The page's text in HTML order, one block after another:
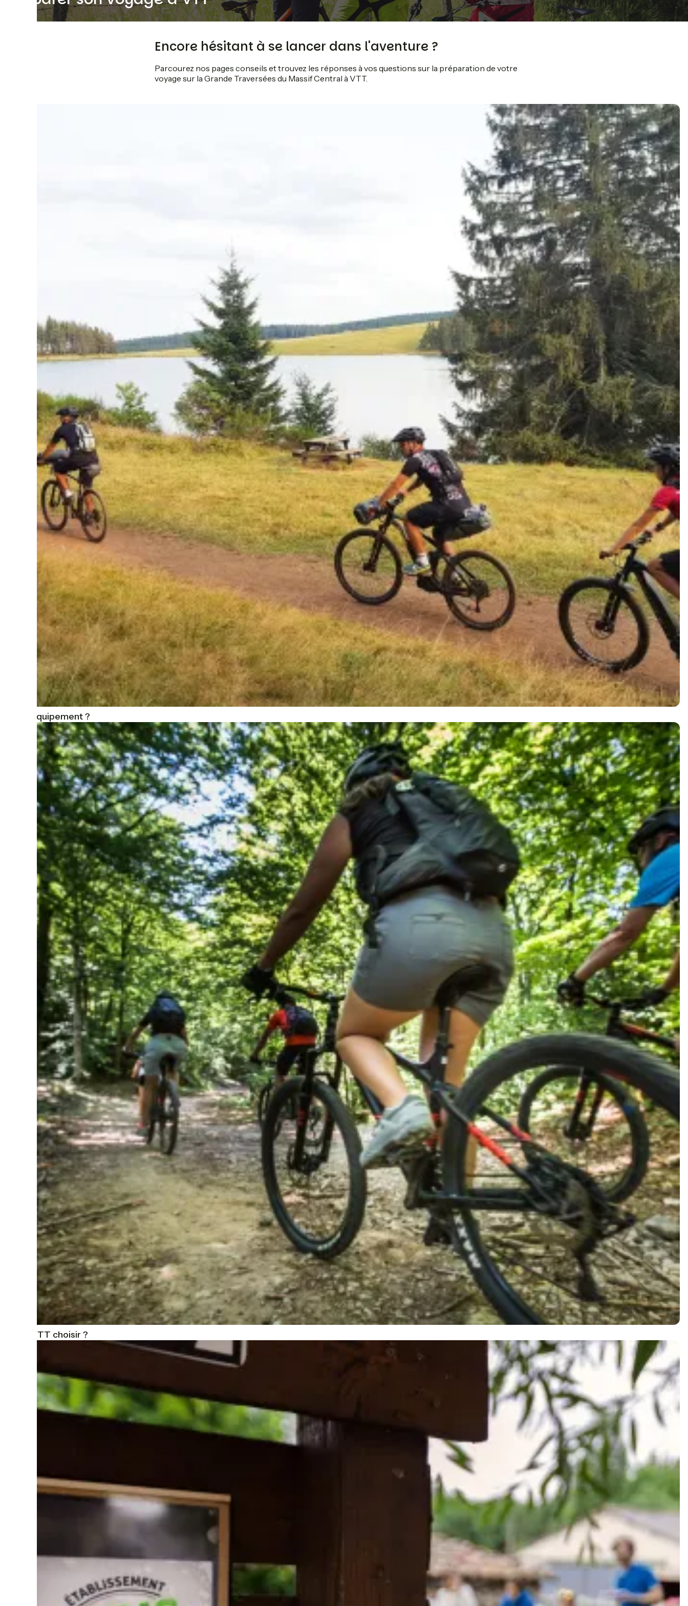
Encore hésitant à se lancer dans l'aventure ?
Parcourez nos pages conseils et trouvez les réponses à vos questions sur la préparation de votre
voyage sur la Grande Traversées du Massif Central à VTT.
Quel équipement ?
Quel VTT choisir ?